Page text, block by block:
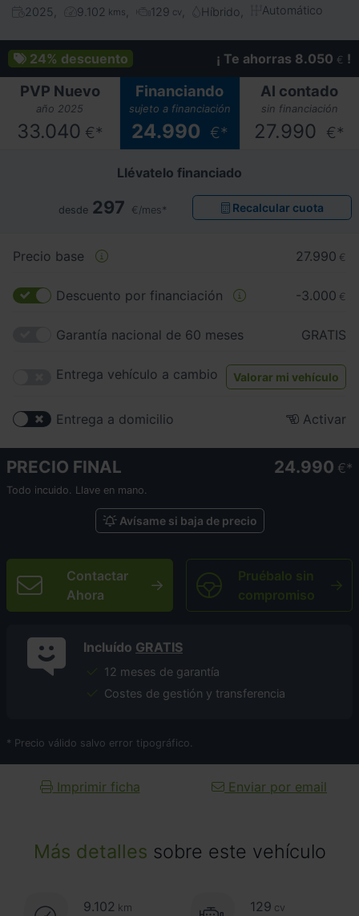
2025 9.102 kms 129 cv Híbrido Automático
Más detalles sobre este vehículo
9.102 km
129 cv
24% descuento ¡ Te ahorras 8.050 € !
PVP Nuevo
año 2025
33.040 €*
Financiando
sujeto a financiación
24.990 €*
Al contado
sin financiación
27.990 €*
Llévatelo financiado
desde 297 €/mes* Recalcular cuota
Precio base 27.990 €
Descuento por financiación -3.000 €
Garantía nacional de 60 meses GRATIS
Entrega vehículo a cambio Valorar mi vehículo
Entrega a domicilio Activar
PRECIO FINAL 24.990 €
Todo incuido. Llave en mano.
Avísame si baja de precio
Contactar
Ahora
Pruébalo sin
compromiso
Incluído GRATIS
12 meses de garantía
Costes de gestión y transferencia
* Precio válido salvo error tipográfico.
Imprimir ficha Enviar por email